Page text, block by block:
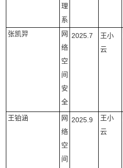
理
系
张凯羿
网
络
空
间
安
全
2025.7
王小
云
王铂涵
网
络
空
间
2025.9
王小
云